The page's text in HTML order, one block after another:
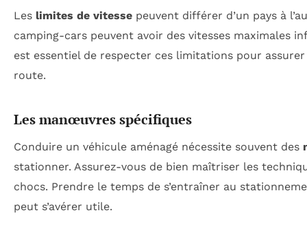
Les limites de vitesse peuvent différer d’un pays à
camping-cars peuvent avoir des vitesses maximales
est essentiel de respecter ces limitations pour
route.
Les manœuvres spécifiques
Conduire un véhicule aménagé nécessite souvent des
stationner. Assurez-vous de bien maîtriser les
chocs. Prendre le temps de s’entraîner au
peut s’avérer utile.